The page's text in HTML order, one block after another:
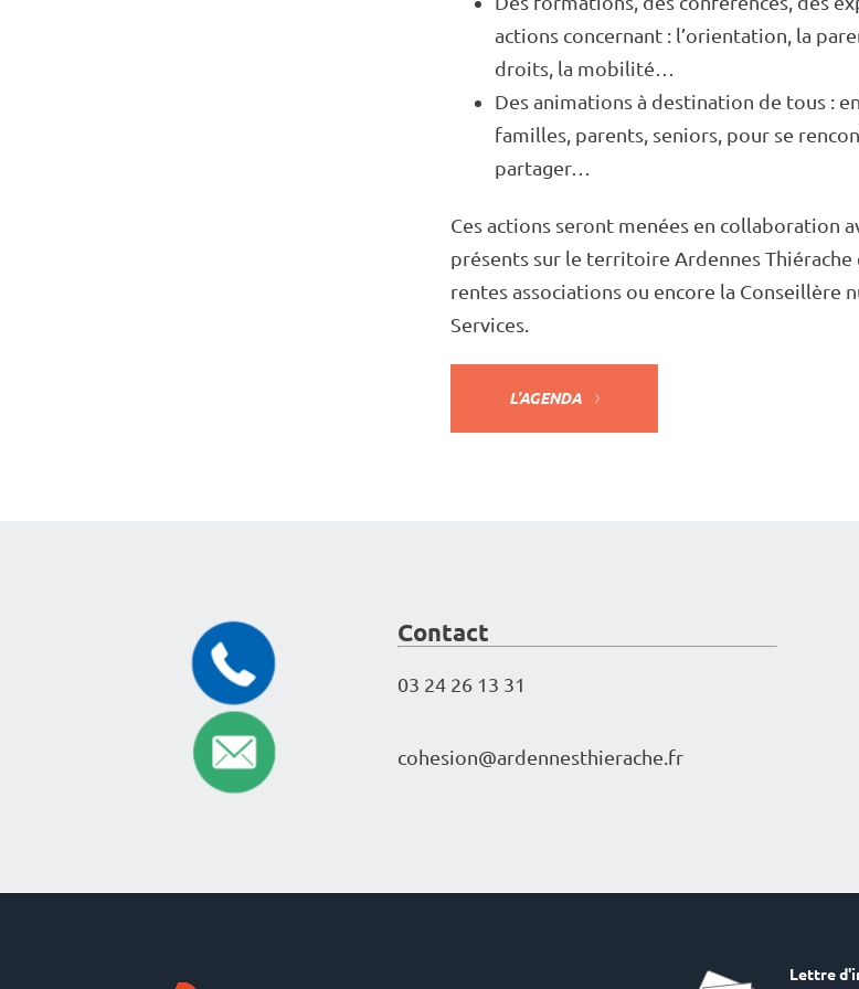
actions concer­nant : l’orien­ta­tion, la
droits, la mobi­li­té…
Des anima­tions à desti­na­tion de tous :
familles, parents, seniors, pour se
parta­ger…
Ces actions seront menées en colla­bo­ra­tion
présents sur le terri­toire Ardennes
rentes asso­cia­tions ou encore la Conseillère
Services.
L’AGENDA
Contact
03 24 26 13 31
cohe­sion@ar­den­nes­thie­rache.fr
Lettre